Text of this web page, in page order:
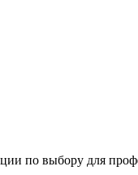
по выбору для